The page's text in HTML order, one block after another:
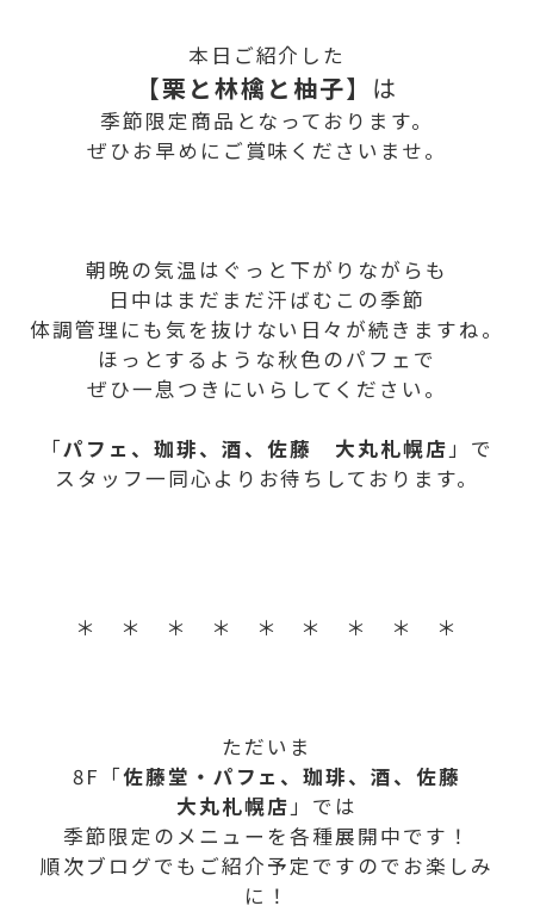
本日ご紹介した
【栗と林檎と柚子】 は
季節限定商品となっております。
ぜひお早めにご賞味くださいませ。
朝晩の気温はぐっと下がりながらも
日中はまだまだ汗ばむこの季節
体調管理にも気を抜けない日々が続きますね。
ほっとするような秋色のパフェで
ぜひ一息つきにいらしてください。
「パフェ、珈琲、酒、佐藤 大丸札幌店」で
スタッフ一同心よりお待ちしております。
＊ ＊ ＊ ＊ ＊ ＊ ＊ ＊ ＊
ただいま
8F「佐藤堂・パフェ、珈琲、酒、佐藤
大丸札幌店」では
季節限定のメニューを各種展開中です！
順次ブログでもご紹介予定ですのでお楽しみ
に！